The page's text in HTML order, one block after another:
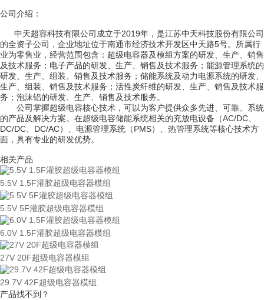
公司介绍：
中天超容科技有限公司成立于2019年，是江苏中天科技股份有限公司
的全资子公司，企业地址位于南通市经济技术开发区中天路5号。所属行
业为零售业，经营范围包含：超级电容器及模组方案的研发、生产、销售
及技术服务；电子产品的研发、生产、销售及技术服务；能源管理系统的
研发、生产、组装、销售及技术服务；储能系统及动力电源系统的研发、
生产、组装、销售及技术服务；活性炭纤维的研发、生产、销售及技术服
务；泡沫铝的研发、生产、销售及技术服务。
公司掌握超级电容核心技术，可以为客户提供众多先进、可靠、系统
的产品及解决方案。在超级电容储能系统相关的充放电设备（AC/DC、
DC/DC、DC/AC）、电源管理系统（PMS）、热管理系统等核心技术方
面，具有专业的研发优势。
相关产品
5.5V 1.5F灌胶超级电容器模组
5.5V 5F灌胶超级电容器模组
6.0V 1.5F灌胶超级电容器模组
27V 20F超级电容器模组
29.7V 42F超级电容器模组
产品找不到？